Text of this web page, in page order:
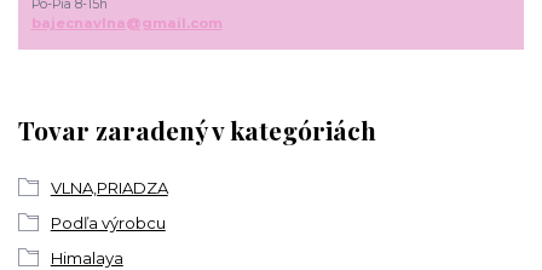
Tovar zaradený v kategóriách
VLNA,PRIADZA
Podľa výrobcu
Himalaya
Po-Pia 8-15h
bajecnavlna@gmail.com